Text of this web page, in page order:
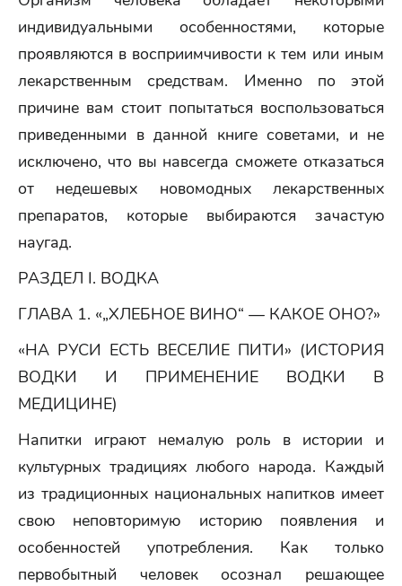
индивидуальными особенностями, которые
проявляются в восприимчивости к тем или иным
лекарственным средствам. Именно по этой
причине вам стоит попытаться воспользоваться
приведенными в данной книге советами, и не
исключено, что вы навсегда сможете отказаться
от недешевых новомодных лекарственных
препаратов, которые выбираются зачастую
наугад.
РАЗДЕЛ I. ВОДКА
ГЛАВА 1. «„ХЛЕБНОЕ ВИНО“ — КАКОЕ ОНО?»
«НА РУСИ ЕСТЬ ВЕСЕЛИЕ ПИТИ» (ИСТОРИЯ
ВОДКИ И ПРИМЕНЕНИЕ ВОДКИ В
МЕДИЦИНЕ)
Напитки играют немалую роль в истории и
культурных традициях любого народа. Каждый
из традиционных национальных напитков имеет
свою неповторимую историю появления и
особенностей употребления. Как только
первобытный человек осознал решающее